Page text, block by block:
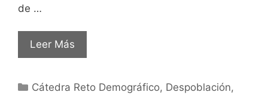
de …
Leer Más
Cátedra Reto Demográfico, Despoblación,